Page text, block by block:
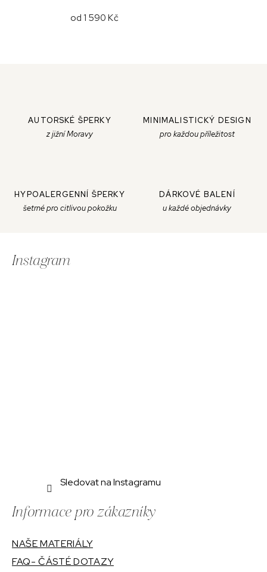
od 1 590 Kč
AUTORSKÉ ŠPERKY
z jižní Moravy
MINIMALISTICKÝ DESIGN
pro každou příležitost
HYPOALERGENNÍ ŠPERKY
šetrné pro citlivou pokožku
DÁRKOVÉ BALENÍ
u každé objednávky
Instagram
Sledovat na Instagramu
Informace pro zákazníky
NAŠE MATERIÁLY
FAQ- ČÁSTÉ DOTAZY